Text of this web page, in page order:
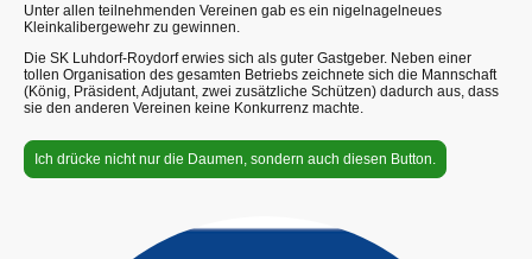
Unter allen teilnehmenden Vereinen gab es ein nigelnagelneues
Kleinkalibergewehr zu gewinnen.
Die SK Luhdorf-Roydorf erwies sich als guter Gastgeber. Neben einer
tollen Organisation des gesamten Betriebs zeichnete sich die Mannschaft
(König, Präsident, Adjutant, zwei zusätzliche Schützen) dadurch aus, dass
sie den anderen Vereinen keine Konkurrenz machte.
Ich drücke nicht nur die Daumen, sondern auch diesen Button.